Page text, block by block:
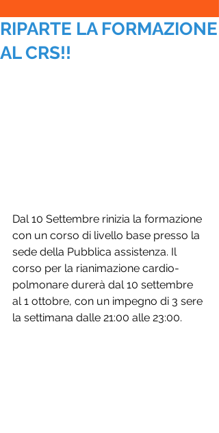
RIPARTE LA FORMAZIONE
AL CRS!!
Dal 10 Settembre rinizia la formazione
con un corso di livello base presso la
sede della Pubblica assistenza. Il
corso per la rianimazione cardio-
polmonare durerà dal 10 settembre
al 1 ottobre, con un impegno di 3 sere
la settimana dalle 21:00 alle 23:00.